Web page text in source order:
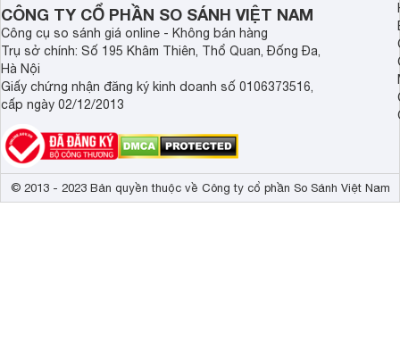
CÔNG TY CỔ PHẦN SO SÁNH VIỆT NAM
Công cụ so sánh giá online - Không bán hàng
Trụ sở chính: Số 195 Khâm Thiên, Thổ Quan, Đống Đa,
Hà Nội
Giấy chứng nhận đăng ký kinh doanh số 0106373516,
cấp ngày 02/12/2013
© 2013 - 2023 Bản quyền thuộc về Công ty cổ phần So Sánh Việt Nam